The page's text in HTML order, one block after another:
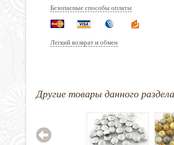
Безопасные способы оплаты
Легкий возврат и обмен
Другие товары данного раздела